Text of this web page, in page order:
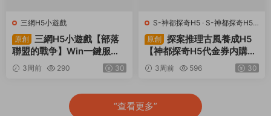
三網H5小遊戲
原創
三網H5小遊戲【部落
聯盟的戰争】Win一鍵服務
端+Linux手工服務端+視頻
架設教程
3周前 290 30
S-神都探奇H5 · S-神都探奇H5·
手遊服務端·頁遊服務端
原創
探案推理古風養成H5
【神都探奇H5代金券内購
版】Linux手工服務端+CDK
授權後台+視頻架設教程
3周前 596 30
“查看更多”